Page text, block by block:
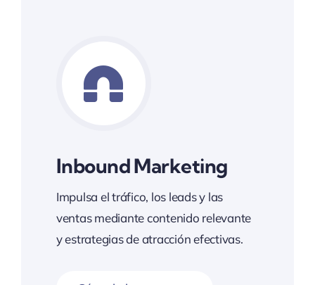
Inbound Marketing
Impulsa el tráfico, los leads y las
ventas mediante contenido relevante
y estrategias de atracción efectivas.